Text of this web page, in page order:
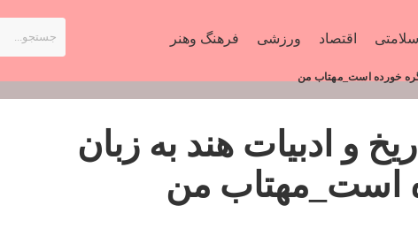
سلامتی اقتصاد ورزشی فرهنگ وهنر
خورده است_مهتاب من
و ادبیات هند به زبان
است_مهتاب من